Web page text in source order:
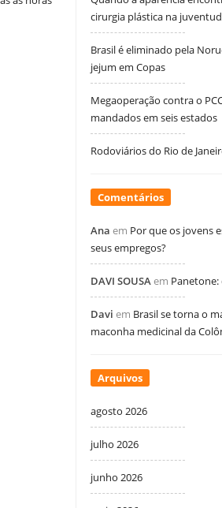
cirurgia plástica na
Brasil é eliminado pela
jejum em Copas
Megaoperação contra o
mandados em seis estados
Rodoviários do Rio de
Comentários
Ana em Por que os jovens
seus empregos?
DAVI SOUSAem Panetone:
Davi em Brasil se torna o
maconha medicinal da
Arquivos
agosto 2026
julho 2026
junho 2026